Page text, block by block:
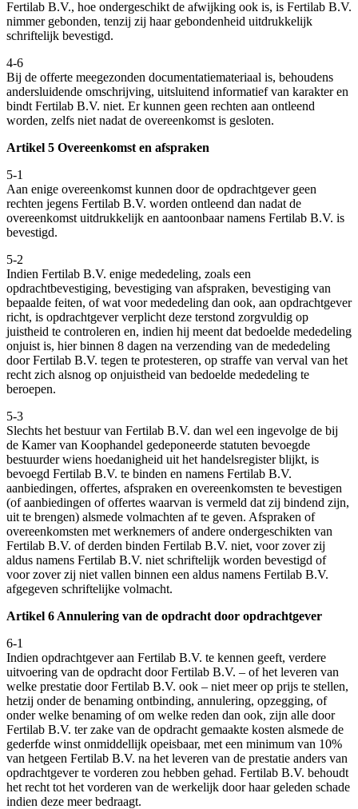
Fertilab B.V., hoe ondergeschikt de afwijking ook is, is Fertilab B.V.
nimmer gebonden, tenzij zij haar gebondenheid uitdrukkelijk
schriftelijk bevestigd.
4-6
Bij de offerte meegezonden documentatiemateriaal is, behoudens
andersluidende omschrijving, uitsluitend informatief van karakter en
bindt Fertilab B.V. niet. Er kunnen geen rechten aan ontleend
worden, zelfs niet nadat de overeenkomst is gesloten.
Artikel 5 Overeenkomst en afspraken
5-1
Aan enige overeenkomst kunnen door de opdrachtgever geen
rechten jegens Fertilab B.V. worden ontleend dan nadat de
overeenkomst uitdrukkelijk en aantoonbaar namens Fertilab B.V. is
bevestigd.
5-2
Indien Fertilab B.V. enige mededeling, zoals een
opdrachtbevestiging, bevestiging van afspraken, bevestiging van
bepaalde feiten, of wat voor mededeling dan ook, aan opdrachtgever
richt, is opdrachtgever verplicht deze terstond zorgvuldig op
juistheid te controleren en, indien hij meent dat bedoelde mededeling
onjuist is, hier binnen 8 dagen na verzending van de mededeling
door Fertilab B.V. tegen te protesteren, op straffe van verval van het
recht zich alsnog op onjuistheid van bedoelde mededeling te
beroepen.
5-3
Slechts het bestuur van Fertilab B.V. dan wel een ingevolge de bij
de Kamer van Koophandel gedeponeerde statuten bevoegde
bestuurder wiens hoedanigheid uit het handelsregister blijkt, is
bevoegd Fertilab B.V. te binden en namens Fertilab B.V.
aanbiedingen, offertes, afspraken en overeenkomsten te bevestigen
(of aanbiedingen of offertes waarvan is vermeld dat zij bindend zijn,
uit te brengen) alsmede volmachten af te geven. Afspraken of
overeenkomsten met werknemers of andere ondergeschikten van
Fertilab B.V. of derden binden Fertilab B.V. niet, voor zover zij
aldus namens Fertilab B.V. niet schriftelijk worden bevestigd of
voor zover zij niet vallen binnen een aldus namens Fertilab B.V.
afgegeven schriftelijke volmacht.
Artikel 6 Annulering van de opdracht door opdrachtgever
6-1
Indien opdrachtgever aan Fertilab B.V. te kennen geeft, verdere
uitvoering van de opdracht door Fertilab B.V. – of het leveren van
welke prestatie door Fertilab B.V. ook – niet meer op prijs te stellen,
hetzij onder de benaming ontbinding, annulering, opzegging, of
onder welke benaming of om welke reden dan ook, zijn alle door
Fertilab B.V. ter zake van de opdracht gemaakte kosten alsmede de
gederfde winst onmiddellijk opeisbaar, met een minimum van 10%
van hetgeen Fertilab B.V. na het leveren van de prestatie anders van
opdrachtgever te vorderen zou hebben gehad. Fertilab B.V. behoudt
het recht tot het vorderen van de werkelijk door haar geleden schade
indien deze meer bedraagt.